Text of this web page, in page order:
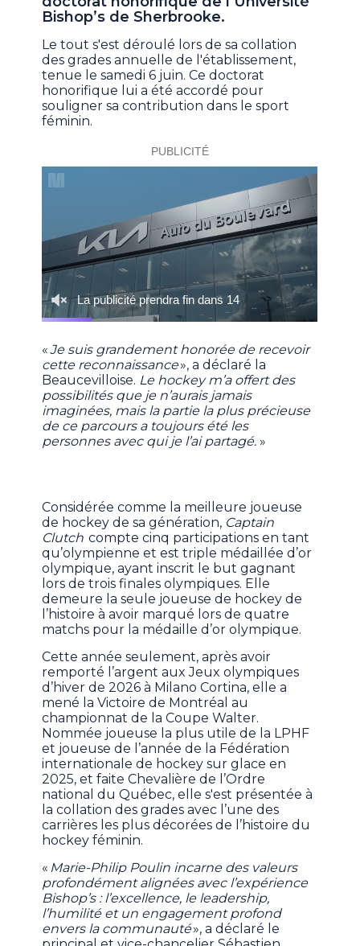
Bishop’s de Sherbrooke.
Le tout s'est déroulé lors de sa collation
des grades annuelle de l'établissement,
tenue le samedi 6 juin. Ce doctorat
honorifique lui a été accordé pour
souligner sa contribution dans le sport
féminin.
«Je suis grandement honorée de recevoir
cette reconnaissance», a déclaré la
Beaucevilloise. Le hockey m’a offert des
possibilités que je n’aurais jamais
imaginées, mais la partie la plus précieuse
de ce parcours a toujours été les
personnes avec qui je l’ai partagé. »
Considérée comme la meilleure joueuse
de hockey de sa génération, Captain
Clutch compte cinq participations en tant
qu’olympienne et est triple médaillée d’or
olympique, ayant inscrit le but gagnant
lors de trois finales olympiques. Elle
demeure la seule joueuse de hockey de
l’histoire à avoir marqué lors de quatre
matchs pour la médaille d’or olympique.
Cette année seulement, après avoir
remporté l’argent aux Jeux olympiques
d’hiver de 2026 à Milano Cortina, elle a
mené la Victoire de Montréal au
championnat de la Coupe Walter.
Nommée joueuse la plus utile de la LPHF
et joueuse de l’année de la Fédération
internationale de hockey sur glace en
2025, et faite Chevalière de l’Ordre
national du Québec, elle s'est présentée à
la collation des grades avec l’une des
carrières les plus décorées de l’histoire du
hockey féminin.
« Marie-Philip Poulin incarne des valeurs
profondément alignées avec l’expérience
Bishop’s : l’excellence, le leadership,
l’humilité et un engagement profond
envers la communauté», a déclaré le